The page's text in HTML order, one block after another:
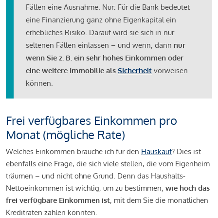
Fällen eine Ausnahme. Nur: Für die Bank bedeutet
eine Finanzierung ganz ohne Eigenkapital ein
erhebliches Risiko. Darauf wird sie sich in nur
seltenen Fällen einlassen – und wenn, dann nur
wenn Sie z. B. ein sehr hohes Einkommen oder
eine weitere Immobilie als Sicherheit vorweisen
können.
Frei verfügbares Einkommen pro
Monat (mögliche Rate)
Welches Einkommen brauche ich für den Hauskauf? Dies ist
ebenfalls eine Frage, die sich viele stellen, die vom Eigenheim
träumen – und nicht ohne Grund. Denn das Haushalts-
Nettoeinkommen ist wichtig, um zu bestimmen, wie hoch das
frei verfügbare Einkommen ist, mit dem Sie die monatlichen
Kreditraten zahlen könnten.